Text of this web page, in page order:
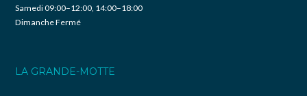
Samedi 09:00–12:00, 14:00–18:00
Dimanche Fermé
LA GRANDE-MOTTE